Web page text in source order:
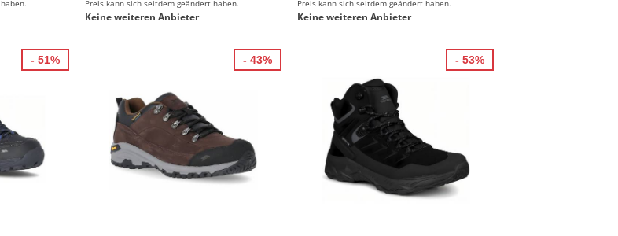
Preis kann sich seitdem geändert haben.
Keine weiteren Anbieter
Preis kann sich seitdem geändert haben.
Keine weiteren Anbieter
- 51% - 43% - 53%